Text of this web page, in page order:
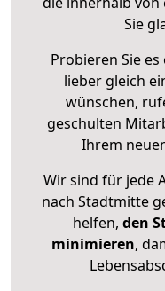
Sie
Probieren Sie
lieber gleich
wünschen,
geschulten
Ihrem
Wir sind für jede
nach Stadtmitte
helfen, den
minimieren,